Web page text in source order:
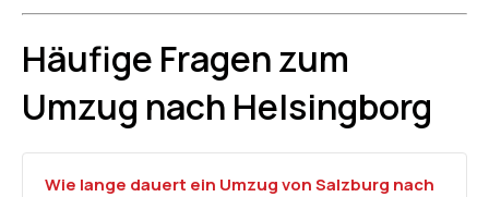
Häufige Fragen zum
Umzug nach Helsingborg
Wie lange dauert ein Umzug von Salzburg nach